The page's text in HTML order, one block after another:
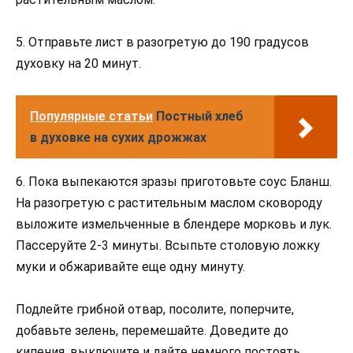
5. Отправьте лист в разогретую до 190 градусов
духовку на 20 минут.
Популярные статьи Постный хлеб
в духовке на сухих дрожжах
6. Пока выпекаются зразы приготовьте соус Бланш.
На разогретую с растительным маслом сковороду
выложите измельченные в блендере морковь и лук.
Пассеруйте 2-3 минуты. Всыпьте столовую ложку
муки и обжаривайте еще одну минуту.
Подлейте грибной отвар, посолите, поперчите,
добавьте зелень, перемешайте. Доведите до